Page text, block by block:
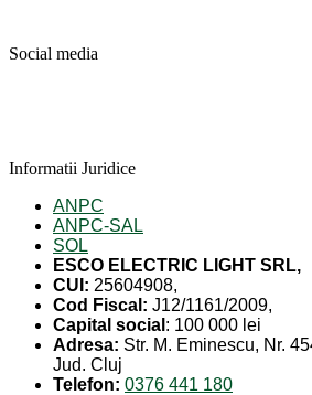
Social media
Informatii Juridice
ANPC
ANPC-SAL
SOL
ESCO ELECTRIC LIGHT SRL,
CUI: 25604908,
Cod Fiscal: J12/1161/2009,
Capital social : 100 000 lei
Adresa: Str. M. Eminescu, Nr.
Jud. Cluj
Telefon: 0376 441 180